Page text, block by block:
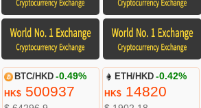
BTC/HKD -0.49%
HK$500937
ETH/HKD -0.42%
HK$ 14820